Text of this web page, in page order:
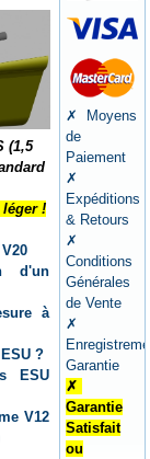
(1,5
léger !
d'un
à
?
ESU
V12
✗ Moyens
de
Paiement
✗
Expéditions
& Retours
✗
Conditions
Générales
de Vente
✗
Garantie
✗
Garantie
Satisfait
ou